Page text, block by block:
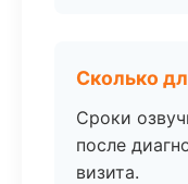
Сколько
Сроки
после
визита.